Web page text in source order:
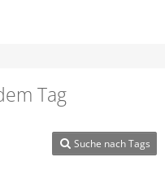
Tag
Suche nach Tags